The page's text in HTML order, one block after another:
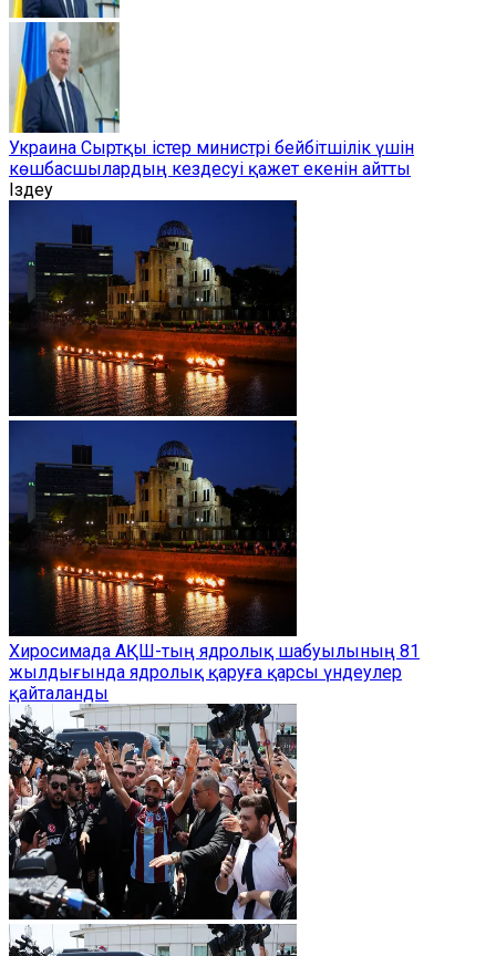
Украина Сыртқы істер министрі бейбітшілік үшін
көшбасшылардың кездесуі қажет екенін айтты
Іздеу
Хиросимада АҚШ-тың ядролық шабуылының 81
жылдығында ядролық қаруға қарсы үндеулер
қайталанды